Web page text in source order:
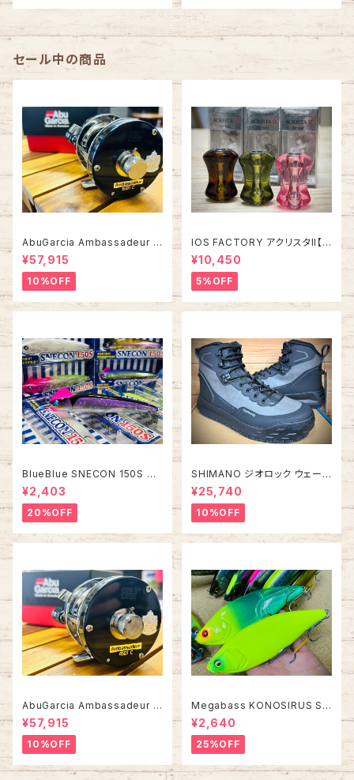
セール中の商品
AbuGarcia Ambassadeur 5
500C/5501C FACTORY TU
NED アンバサダー ファクトリー
チューン
¥57,915
10%OFF
IOS FACTORY アクリスタII【タ
イプA】
¥10,450
5%OFF
BlueBlue SNECON 150S ス
ネコン 150S
¥2,403
20%OFF
SHIMANO ジオロック ウェーデ
ィングシューズ カットピンフェル
ト FS-284Z【2026年オスス
メ！】
¥25,740
10%OFF
AbuGarcia Ambassadeur 4
501C FACTORY TUNED アン
バサダー ファクトリーチューン
¥57,915
10%OFF
Megabass KONOSIRUS S
WIMMER コノシラススイマー
¥2,640
25%OFF